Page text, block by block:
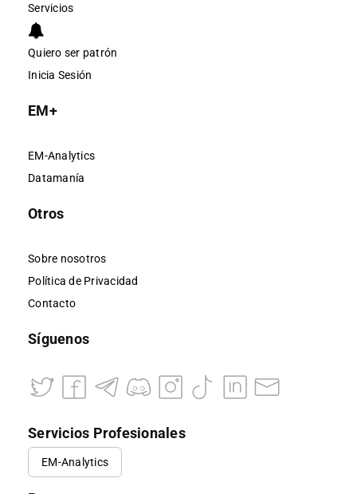
Servicios
Quiero ser patrón
Inicia Sesión
EM+
EM-Analytics
Datamanía
Otros
Sobre nosotros
Política de Privacidad
Contacto
Síguenos
Servicios Profesionales
EM-Analytics